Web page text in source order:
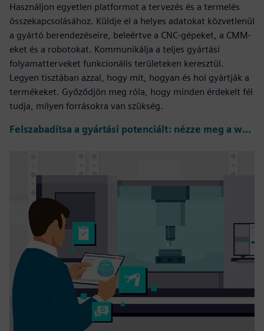
Használjon egyetlen platformot a tervezés és a termelés
összekapcsolásához. Küldje el a helyes adatokat közvetlenül
a gyártó berendezéseire, beleértve a CNC-gépeket, a CMM-
eket és a robotokat. Kommunikálja a teljes gyártási
folyamatterveket funkcionális területeken keresztül.
Legyen tisztában azzal, hogy mit, hogyan és hol gyártják a
termékeket. Győződjön meg róla, hogy minden érdekelt fél
tudja, milyen forrásokra van szükség.
Felszabadítsa a gyártási potenciált: nézze meg a webináriumot